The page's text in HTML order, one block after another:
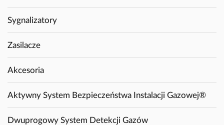
Sygnalizatory
Zasilacze
Akcesoria
Aktywny System Bezpieczeństwa Instalacji Gazowej®
Dwuprogowy System Detekcji Gazów